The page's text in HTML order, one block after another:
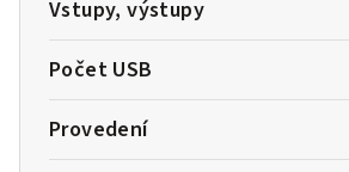
Vstupy, výstupy
Počet USB
Provedení